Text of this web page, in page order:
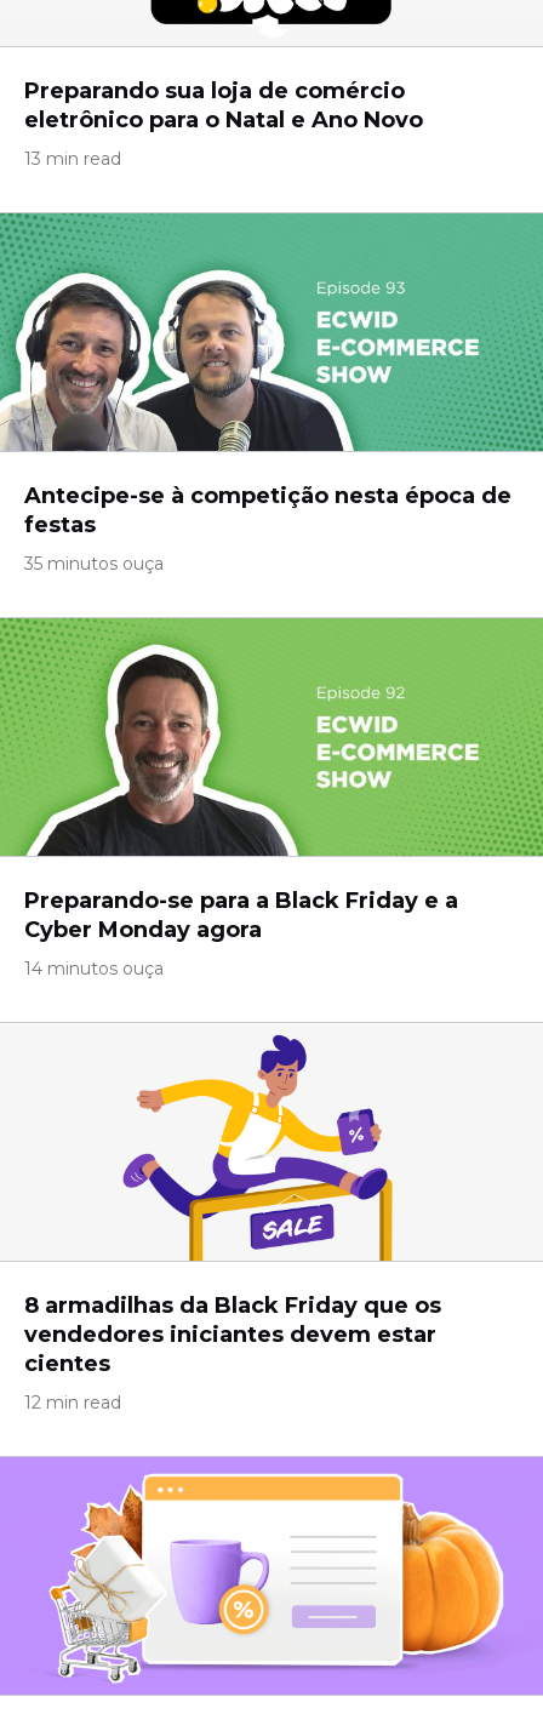
Preparando sua loja de comércio
eletrônico para o Natal e Ano Novo
13 min read
Antecipe-se à competição nesta época de
festas
35 minutos ouça
Preparando-se para a Black Friday e a
Cyber ​​Monday agora
14 minutos ouça
8 armadilhas da Black Friday que os
vendedores iniciantes devem estar
cientes
12 min read